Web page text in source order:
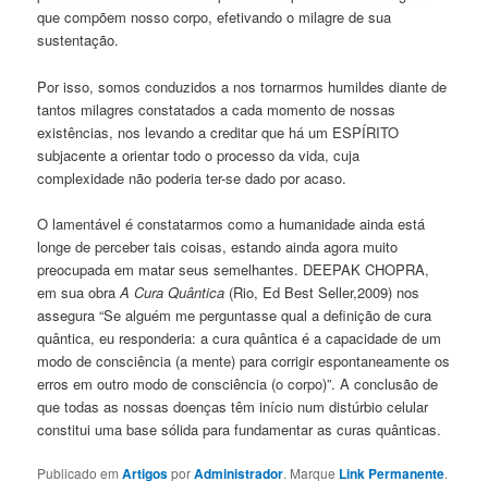
que compõem nosso corpo, efetivando o milagre de sua
sustentação.
Por isso, somos conduzidos a nos tornarmos humildes diante de
tantos milagres constatados a cada momento de nossas
existências, nos levando a creditar que há um ESPÍRITO
subjacente a orientar todo o processo da vida, cuja
complexidade não poderia ter-se dado por acaso.
O lamentável é constatarmos como a humanidade ainda está
longe de perceber tais coisas, estando ainda agora muito
preocupada em matar seus semelhantes. DEEPAK CHOPRA,
em sua obra A Cura Quântica (Rio, Ed Best Seller,2009) nos
assegura “Se alguém me perguntasse qual a definição de cura
quântica, eu responderia: a cura quântica é a capacidade de um
modo de consciência (a mente) para corrigir espontaneamente os
erros em outro modo de consciência (o corpo)”. A conclusão de
que todas as nossas doenças têm início num distúrbio celular
constitui uma base sólida para fundamentar as curas quânticas.
Publicado emArtigosporAdministrador. Marque Link Permanente.